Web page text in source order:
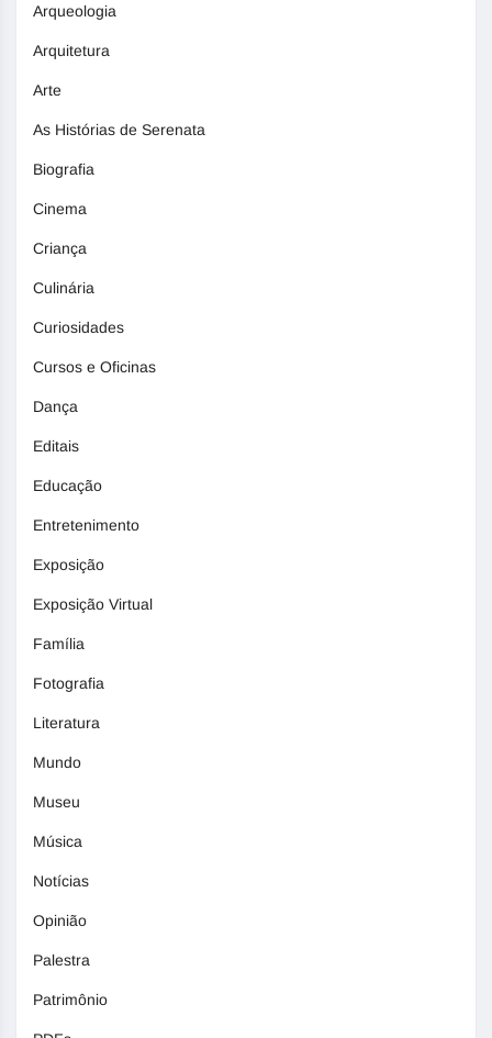
Arqueologia
Arquitetura
Arte
As Histórias de Serenata
Biografia
Cinema
Criança
Culinária
Curiosidades
Cursos e Oficinas
Dança
Editais
Educação
Entretenimento
Exposição
Exposição Virtual
Família
Fotografia
Literatura
Mundo
Museu
Música
Notícias
Opinião
Palestra
Patrimônio